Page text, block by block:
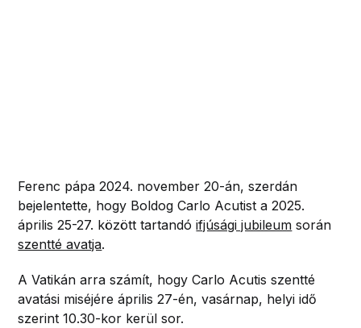
Ferenc pápa 2024. november 20-án, szerdán
bejelentette, hogy Boldog Carlo Acutist a 2025.
április 25-27. között tartandóifjúsági jubileum során
szentté avatja.
A Vatikán arra számít, hogy Carlo Acutis szentté
avatási miséjére április 27-én, vasárnap, helyi idő
szerint 10.30-kor kerül sor.